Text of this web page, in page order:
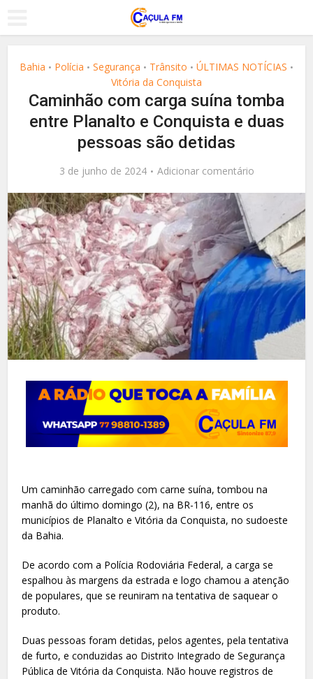
Bahia • Polícia • Segurança • Trânsito • ÚLTIMAS NOTÍCIAS •
Vitória da Conquista
Caminhão com carga suína tomba
entre Planalto e Conquista e duas
pessoas são detidas
3 de junho de 2024 Adicionar comentário
Um caminhão carregado com carne suína, tombou na
manhã do último domingo (2), na BR-116, entre os
municípios de Planalto e Vitória da Conquista, no sudoeste
da Bahia.
De acordo com a Polícia Rodoviária Federal, a carga se
espalhou às margens da estrada e logo chamou a atenção
de populares, que se reuniram na tentativa de saquear o
produto.
Duas pessoas foram detidas, pelos agentes, pela tentativa
de furto, e conduzidas ao Distrito Integrado de Segurança
Pública de Vitória da Conquista. Não houve registros de